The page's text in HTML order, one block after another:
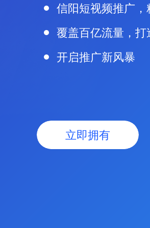
信阳短视频推广
覆盖百亿流量，
开启推广新风暴
立即拥有